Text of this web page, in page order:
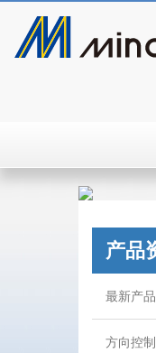
产品
最新产品
方向控